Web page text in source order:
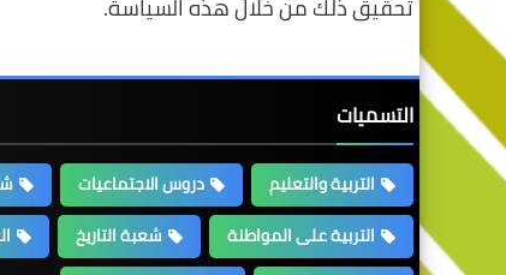
التسميات
التربية والتعليم دروس الاجتماعيات
التربية على المواطنة
شعبة التاريخ